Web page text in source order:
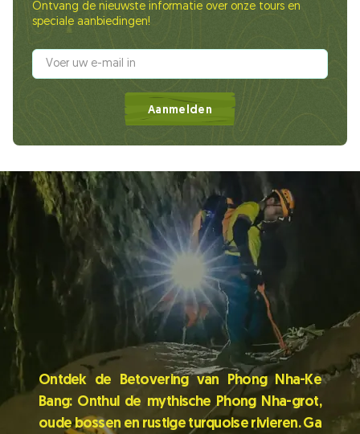
Ontvang de nieuwste informatie over onze tours en
speciale aanbiedingen!
Aanmelden
Ontdek de Betovering van Phong Nha-Ke
Bang: Onthul de mythische Phong Nha-grot,
oude bossen en rustige turquoise rivieren. Ga